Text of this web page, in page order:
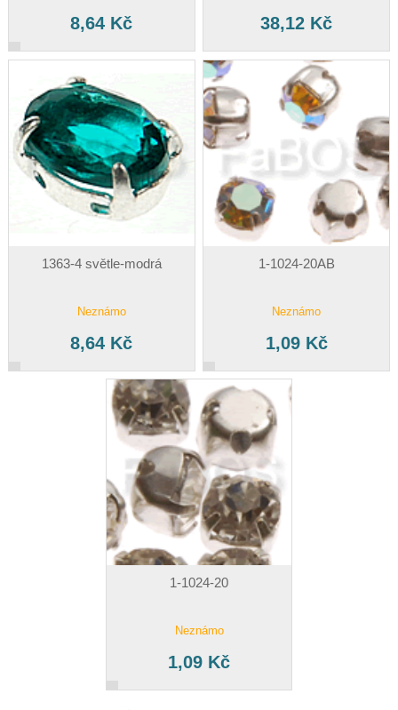
8,64 Kč 38,12 Kč
1363-4 světle-modrá
Neznámo
8,64 Kč
1-1024-20AB
Neznámo
1,09 Kč
1-1024-20
Neznámo
1,09 Kč